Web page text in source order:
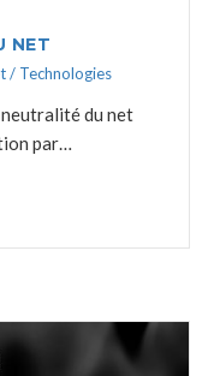
NET
/ Technologies
neutralité du net
par…